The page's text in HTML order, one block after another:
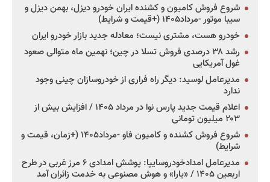
شروع فروش کامیون و کشنده ایران خودرو دیزل، بهمن دیزل و
سیبا موتور -مرداد۱۴۰۵ (+قیمت و شرایط)
خودرو هست، مشتری نیست؛ معادله جدید بازار خودرو ایران
رشد ۳۸ درصدی فروش تسلا در چین؛ نهمین ماه متوالی صعود
غول آمریکایی
مدیرعامل لوسید: دیگر راه فراری از خودروسازان چینی وجود
ندارد
اعلام قیمت جدید پارس نوا در مرداد ۱۴۰۵ / افزایش بیش از
۲۰۳ میلیون تومانی
شروع فروش کشنده و کامیون فاو -مرداد۱۴۰۵ (+زمان، قیمت و
شرایط)
مدیرعامل امدادخودروسایپا: پوشش امدادی ۶ مرز غربی در طرح
اربعین ۱۴۰۵ / «یارا» و هوش مصنوعی به خدمت زائران آمد